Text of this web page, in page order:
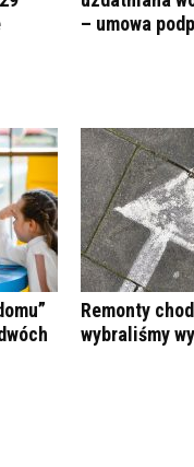
– umowa
Remonty
wybraliśmy